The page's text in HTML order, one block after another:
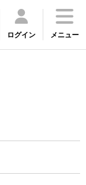
ログイン メニュー